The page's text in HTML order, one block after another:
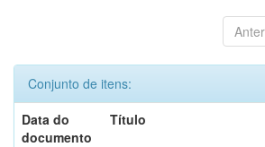
Conjunto de itens:
Data do
documento
Título